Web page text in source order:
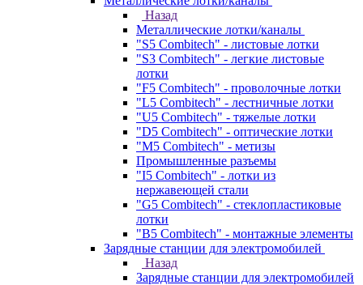
Назад
Металлические лотки/каналы
"S5 Combitech" - листовые лотки
"S3 Combitech" - легкие листовые
лотки
"F5 Combitech" - проволочные лотки
"L5 Combitech" - лестничные лотки
"U5 Combitech" - тяжелые лотки
"D5 Combitech" - оптические лотки
"M5 Combitech" - метизы
Промышленные разъемы
"I5 Combitech" - лотки из
нержавеющей стали
"G5 Combitech" - стеклопластиковые
лотки
"B5 Combitech" - монтажные элементы
Зарядные станции для электромобилей
Назад
Зарядные станции для электромобилей